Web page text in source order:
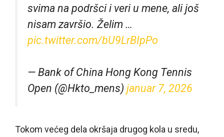
svima na podršci i veri u mene, ali još
nisam završio. Želim …
pic.twitter.com/bU9LrBIpPo
— Bank of China Hong Kong Tennis
Open (@Hkto_mens) januar 7, 2026
Tokom većeg dela okršaja drugog kola u sredu,